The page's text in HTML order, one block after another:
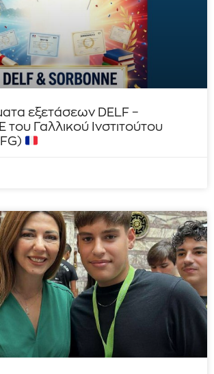
εξετάσεων DELF –
του Γαλλικού Ινστιτούτου